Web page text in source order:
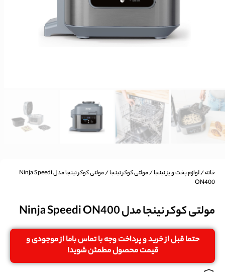
خانه/لوازم پخت و پز نینجا/مولتی کوکر نینجا
/ مولتی کوکر نینجا مدل Ninja Speedi
ON400
مولتی کوکر نینجا مدل Ninja Speedi ON400
حتما قبل از خرید و پرداخت وجه با تماس باما از موجودی و
قیمت محصول مطمئن شوید!